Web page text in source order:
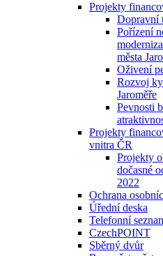
Projekty
Dopravní
Pořízení
města
Oživení
Rozvoj
Jaroměře
Pevnosti
Projekty
vnitra ČR
Projekty
dočasné
2022
Ochrana
Úřední deska
Telefonní
CzechPOINT
Sběrný dvůr